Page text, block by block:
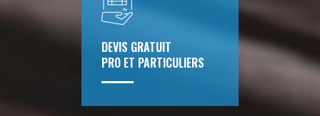
DEVIS GRATUIT
PRO ET PARTICULIERS